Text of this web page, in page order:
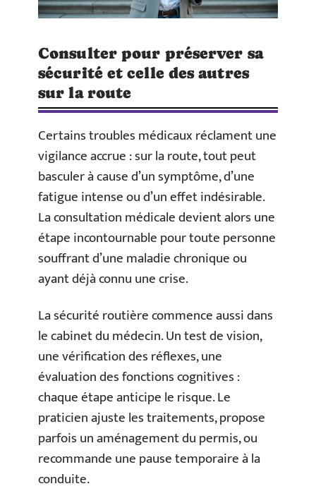
Consulter pour préserver sa
sécurité et celle des autres
sur la route
Certains troubles médicaux réclament une
vigilance accrue : sur la route, tout peut
basculer à cause d’un symptôme, d’une
fatigue intense ou d’un effet indésirable.
La consultation médicale devient alors une
étape incontournable pour toute personne
souffrant d’une maladie chronique ou
ayant déjà connu une crise.
La sécurité routière commence aussi dans
le cabinet du médecin. Un test de vision,
une vérification des réflexes, une
évaluation des fonctions cognitives :
chaque étape anticipe le risque. Le
praticien ajuste les traitements, propose
parfois un aménagement du permis, ou
recommande une pause temporaire à la
conduite.